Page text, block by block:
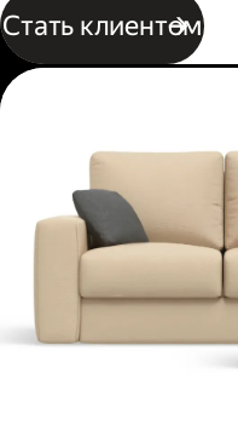
Стать клиентом